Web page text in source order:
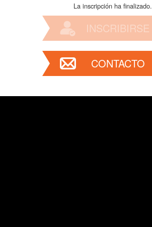
La inscripción ha finalizado.
INSCRIBIRSE
CONTACTO